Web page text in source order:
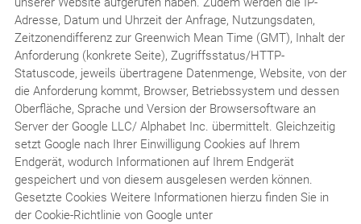
Adresse, Datum und Uhrzeit der Anfrage, Nutzungsdaten,
Zeitzonendifferenz zur Greenwich Mean Time (GMT), Inhalt der
Anforderung (konkrete Seite), Zugriffsstatus/HTTP-
Statuscode, jeweils übertragene Datenmenge, Website, von der
die Anforderung kommt, Browser, Betriebssystem und dessen
Oberfläche, Sprache und Version der Browsersoftware an
Server der Google LLC/ Alphabet Inc. übermittelt. Gleichzeitig
setzt Google nach Ihrer Einwilligung Cookies auf Ihrem
Endgerät, wodurch Informationen auf Ihrem Endgerät
gespeichert und von diesem ausgelesen werden können.
Gesetzte Cookies Weitere Informationen hierzu finden Sie in
der Cookie-Richtlinie von Google unter